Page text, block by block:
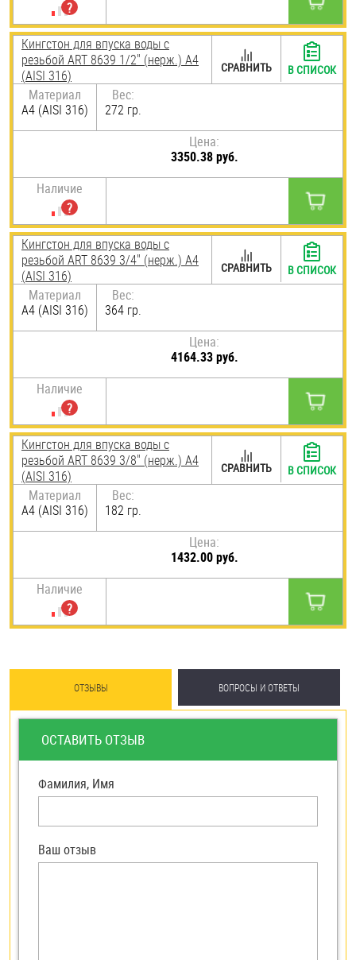
Кингстон для впуска воды с
резьбой ART 8639 1/2" (нерж.) A4
(AISI 316)
Материал
A4 (AISI 316)
Вес:
272 гр.
Цена:
3350.38 руб.
Наличие
СРАВНИТЬ В СПИСОК
Кингстон для впуска воды с
резьбой ART 8639 3/4" (нерж.) A4
(AISI 316)
Материал
A4 (AISI 316)
Вес:
364 гр.
Цена:
4164.33 руб.
Наличие
СРАВНИТЬ В СПИСОК
Кингстон для впуска воды с
резьбой ART 8639 3/8" (нерж.) A4
(AISI 316)
Материал
A4 (AISI 316)
Вес:
182 гр.
Цена:
1432.00 руб.
Наличие
СРАВНИТЬ В СПИСОК
ОТЗЫВЫ ВОПРОСЫ И ОТВЕТЫ
ОСТАВИТЬ ОТЗЫВ
Фамилия, Имя
Ваш отзыв